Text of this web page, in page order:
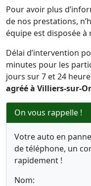
Pour avoir plus
de nos prestations,
équipe est disposée
Délai d’intervention
minutes pour les
jours sur 7 et 24
agréé à Villiers-sur-
On vous rappelle !
Votre auto en
de téléphone, un
rapidement !
Nom: